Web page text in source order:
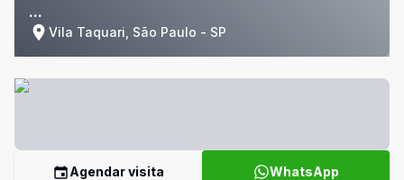
...
Vila Taquari, São Paulo - SP
Agendar visita WhatsApp